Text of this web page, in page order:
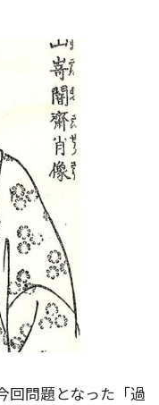
回問題となった「過